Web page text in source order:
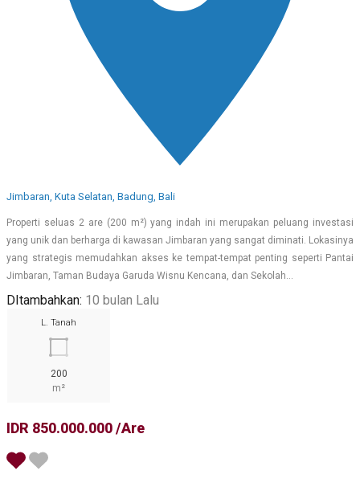
Jimbaran, Kuta Selatan, Badung, Bali
Properti seluas 2 are (200 m²) yang indah ini merupakan peluang investasi
yang unik dan berharga di kawasan Jimbaran yang sangat diminati. Lokasinya
yang strategis memudahkan akses ke tempat-tempat penting seperti Pantai
Jimbaran, Taman Budaya Garuda Wisnu Kencana, dan Sekolah…
DItambahkan: 10 bulan Lalu
L. Tanah
200
m²
IDR 850.000.000 /Are